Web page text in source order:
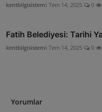
kentbilgisistemi Tem 14, 2025 0
Fatih Belediyesi: Tarihi
kentbilgisistemi Tem 14, 2025 0
Yorumlar